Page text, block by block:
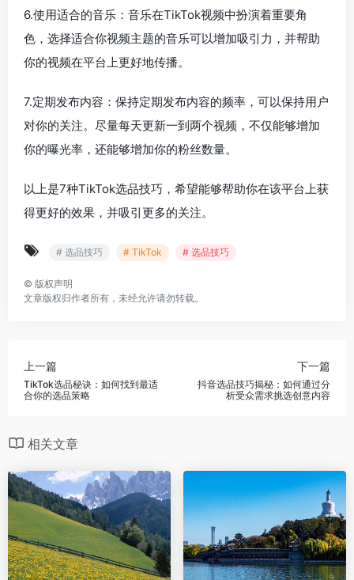
6.使用适合的音乐：音乐在TikTok视频中扮演着重要角
色，选择适合你视频主题的音乐可以增加吸引力，并帮助
你的视频在平台上更好地传播。
7.定期发布内容：保持定期发布内容的频率，可以保持用户
对你的关注。尽量每天更新一到两个视频，不仅能够增加
你的曝光率，还能够增加你的粉丝数量。
以上是7种TikTok选品技巧，希望能够帮助你在该平台上获
得更好的效果，并吸引更多的关注。
# 选品技巧 # TikTok # 选品技巧
© 版权声明
文章版权归作者所有，未经允许请勿转载。
上一篇
TikTok选品秘诀：如何找到最适
合你的选品策略
下一篇
抖音选品技巧揭秘：如何通过分
析受众需求挑选创意内容
相关文章